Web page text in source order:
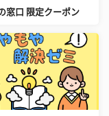
窓口 限定クーポン